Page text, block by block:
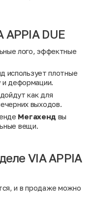
DUE
лого, эффектные
использует плотные
и деформации.
как для
выходов.
Мегахенд вы
вещи.
VIA APPIA
и в продаже можно